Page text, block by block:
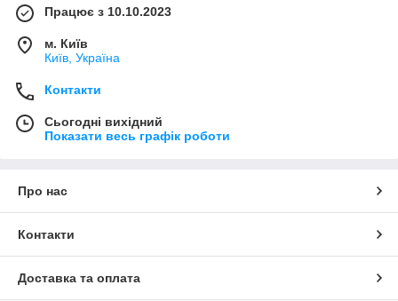
Працює з 10.10.2023
м. Київ
Київ, Україна
Контакти
Сьогодні вихідний
Показати весь графік роботи
Про нас
Контакти
Доставка та оплата